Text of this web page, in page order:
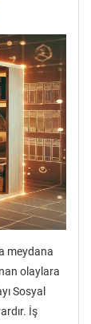
meydana
olaylara
Sosyal
İş